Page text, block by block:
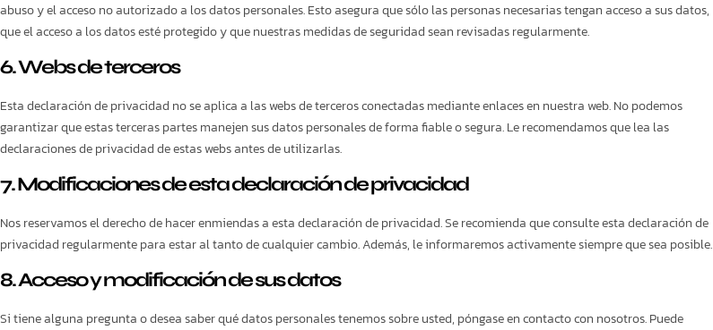
abuso y el acceso no autorizado a los datos personales. Esto asegura que sólo las personas necesarias tengan acceso a sus datos,
que el acceso a los datos esté protegido y que nuestras medidas de seguridad sean revisadas regularmente.
6. Webs de terceros
Esta declaración de privacidad no se aplica a las webs de terceros conectadas mediante enlaces en nuestra web. No podemos
garantizar que estas terceras partes manejen sus datos personales de forma fiable o segura. Le recomendamos que lea las
declaraciones de privacidad de estas webs antes de utilizarlas.
7. Modificaciones de esta declaración de privacidad
Nos reservamos el derecho de hacer enmiendas a esta declaración de privacidad. Se recomienda que consulte esta declaración de
privacidad regularmente para estar al tanto de cualquier cambio. Además, le informaremos activamente siempre que sea posible.
8. Acceso y modificación de sus datos
Si tiene alguna pregunta o desea saber qué datos personales tenemos sobre usted, póngase en contacto con nosotros. Puede